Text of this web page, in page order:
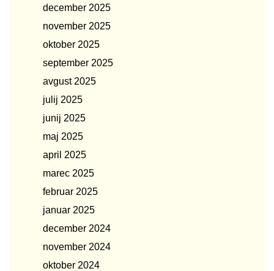
december 2025
november 2025
oktober 2025
september 2025
avgust 2025
julij 2025
junij 2025
maj 2025
april 2025
marec 2025
februar 2025
januar 2025
december 2024
november 2024
oktober 2024